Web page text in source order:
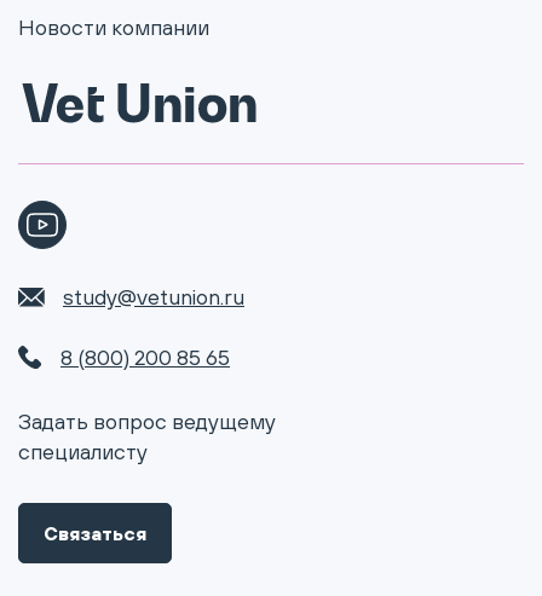
Новости компании
study@vetunion.ru
8 (800) 200 85 65
Задать вопрос ведущему
специалисту
Связаться